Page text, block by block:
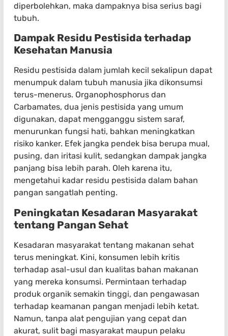
diperbolehkan, maka dampaknya bisa serius bagi
tubuh.
Dampak Residu Pestisida terhadap
Kesehatan Manusia
Residu pestisida dalam jumlah kecil sekalipun dapat
menumpuk dalam tubuh manusia jika dikonsumsi
terus-menerus. Organophosphorus dan
Carbamates, dua jenis pestisida yang umum
digunakan, dapat mengganggu sistem saraf,
menurunkan fungsi hati, bahkan meningkatkan
risiko kanker. Efek jangka pendek bisa berupa mual,
pusing, dan iritasi kulit, sedangkan dampak jangka
panjang bisa lebih parah. Oleh karena itu,
mengetahui kadar residu pestisida dalam bahan
pangan sangatlah penting.
Peningkatan Kesadaran Masyarakat
tentang Pangan Sehat
Kesadaran masyarakat tentang makanan sehat
terus meningkat. Kini, konsumen lebih kritis
terhadap asal-usul dan kualitas bahan makanan
yang mereka konsumsi. Permintaan terhadap
produk organik semakin tinggi, dan pengawasan
terhadap keamanan pangan menjadi lebih ketat.
Namun, tanpa alat pengujian yang cepat dan
akurat, sulit bagi masyarakat maupun pelaku